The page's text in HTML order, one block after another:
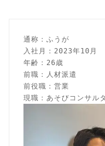
通称：ふうが
入社月：2023年10月
年齢：26歳
前職：人材派遣
前役職：営業